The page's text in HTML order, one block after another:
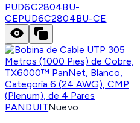
PUD6C2804BU-
CEPUD6C2804BU-CE
PANDUITNuevo